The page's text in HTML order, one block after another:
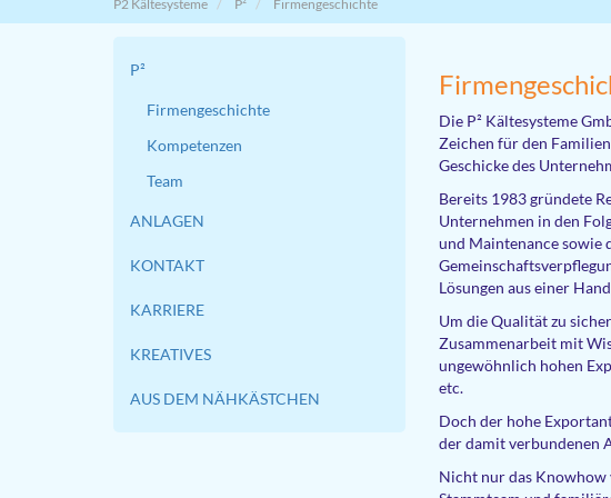
P2 Kältesysteme P² Firmengeschichte
P²
Firmengeschichte
Kompetenzen
Team
ANLAGEN
KONTAKT
KARRIERE
KREATIVES
AUS DEM NÄHKÄSTCHEN
Die P² Kältesysteme
Zeichen für den
Geschicke des
Bereits 1983 gründete
Unternehmen in den
und Maintenance
Lösungen aus einer
Um die Qualität zu
Zusammenarbeit mit
ungewöhnlich hohen
etc.
Doch der hohe
der damit verbundenen
Nicht nur das Knowhow